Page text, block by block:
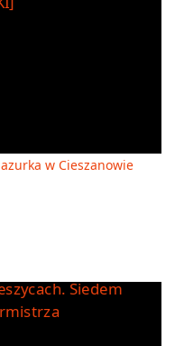
w Cieszanowie